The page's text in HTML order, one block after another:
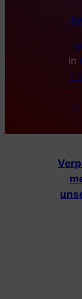
in
←